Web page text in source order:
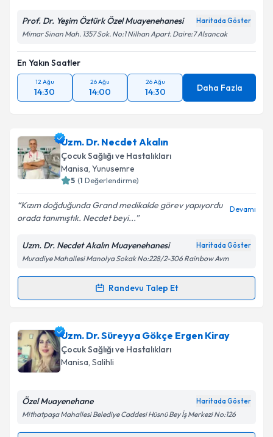
Prof. Dr. Yeşim Öztürk Özel Muayenehanesi Haritada Göster
Mimar Sinan Mah. 1357 Sok. No:1 Nilhan Apart. Daire:7 Alsancak
En Yakın Saatler
12 Ağu
14:30
26 Ağu
14:00
26 Ağu
14:30 Daha Fazla
Uzm. Dr. Necdet Akalın
Çocuk Sağlığı ve Hastalıkları
Manisa, Yunusemre
5 (1 Değerlendirme)
Kızım doğduğunda Grand medikalde görev yapıyordu
orada tanımıştık. Necdet beyi...
Devamı
Uzm. Dr. Necdet Akalın Muayenehanesi Haritada Göster
Muradiye Mahallesi Manolya Sokak No:228/2-306 Rainbow Avm
Randevu Talep Et
Randevu Takvimi Talebi
Uzm. Dr. Necdet Akalıniçin randevu takvimi talebi
oluşturun. Size bu uzmandan randevu almanız için bir
takvim hazırlandığında e-posta ile bilgilendireceğiz.
Uzm. Dr. Süreyya Gökçe Ergen Kiray
Çocuk Sağlığı ve Hastalıkları
Manisa, Salihli
Özel Muayenehane Haritada Göster
Mithatpaşa Mahallesi Belediye Caddesi Hüsnü Bey İş Merkezi No:126